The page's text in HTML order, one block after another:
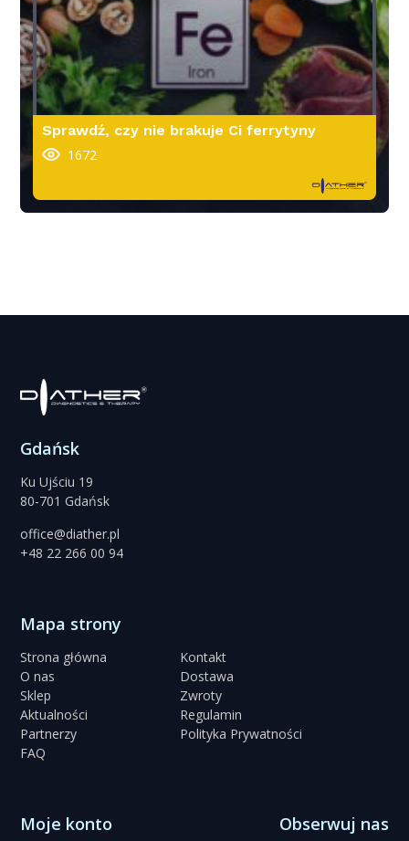
Sprawdź, czy nie brakuje Ci ferrytyny
1672
Gdańsk
Ku Ujściu 19
80-701 Gdańsk
office@diather.pl
+48 22 266 00 94
Mapa strony
Strona główna
O nas
Sklep
Aktualności
Partnerzy
FAQ
Kontakt
Dostawa
Zwroty
Regulamin
Polityka Prywatności
Moje konto Obserwuj nas